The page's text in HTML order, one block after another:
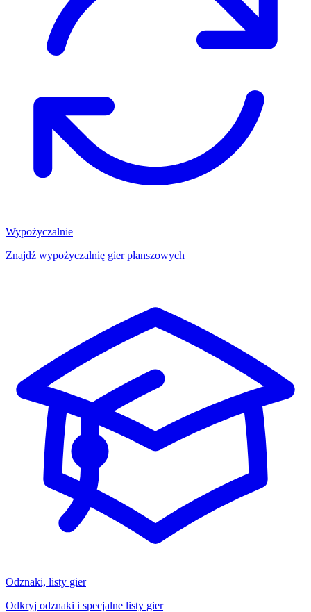
Wypożyczalnie
Znajdź wypożyczalnię gier planszowych
Odznaki, listy gier
Odkryj odznaki i specjalne listy gier